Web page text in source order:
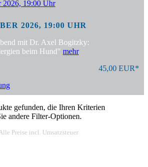
2026, 19:00 UHR
mit Dr. Axel Bogitzky:
beim Hund" mehr
45,00 EUR*
gefunden, die Ihren Kriterien
andere Filter-Optionen.
Preise incl. Umsatzsteuer